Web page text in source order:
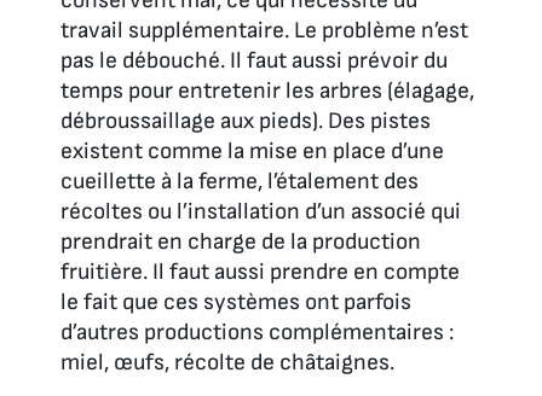
travail supplémentaire. Le problème n’est
pas le débouché. Il faut aussi prévoir du
temps pour entretenir les arbres (élagage,
débroussaillage aux pieds). Des pistes
existent comme la mise en place d’une
cueillette à la ferme, l’étalement des
récoltes ou l’installation d’un associé qui
prendrait en charge de la production
fruitière. Il faut aussi prendre en compte
le fait que ces systèmes ont parfois
d’autres productions complémentaires :
miel, œufs, récolte de châtaignes.